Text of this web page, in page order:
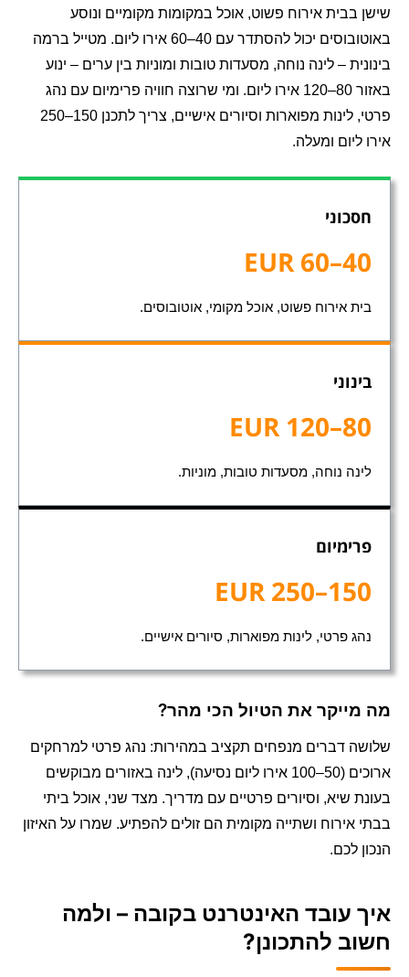
שישן בבית אירוח פשוט, אוכל במקומות מקומיים ונוסע
באוטובוסים יכול להסתדר עם 40–60 אירו ליום. מטייל ברמה
בינונית – לינה נוחה, מסעדות טובות ומוניות בין ערים – ינוע
באזור 80–120 אירו ליום. ומי שרוצה חוויה פרימיום עם נהג
פרטי, לינות מפוארות וסיורים אישיים, צריך לתכנן 150–250
אירו ליום ומעלה.
חסכוני
40–60 EUR
בית אירוח פשוט, אוכל מקומי, אוטובוסים.
בינוני
80–120 EUR
לינה נוחה, מסעדות טובות, מוניות.
פרימיום
150–250 EUR
נהג פרטי, לינות מפוארות, סיורים אישיים.
מה מייקר את הטיול הכי מהר?
שלושה דברים מנפחים תקציב במהירות: נהג פרטי למרחקים
ארוכים (50–100 אירו ליום נסיעה), לינה באזורים מבוקשים
בעונת שיא, וסיורים פרטיים עם מדריך. מצד שני, אוכל ביתי
בבתי אירוח ושתייה מקומית הם זולים להפתיע. שמרו על האיזון
הנכון לכם.
איך עובד האינטרנט בקובה – ולמה
חשוב להתכונן?